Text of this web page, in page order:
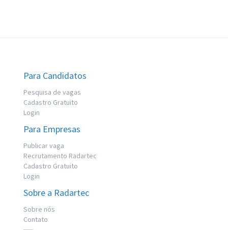
Para Candidatos
Pesquisa de vagas
Cadastro Gratuito
Login
Para Empresas
Publicar vaga
Recrutamento Radartec
Cadastro Gratuito
Login
Sobre a Radartec
Sobre nós
Contato